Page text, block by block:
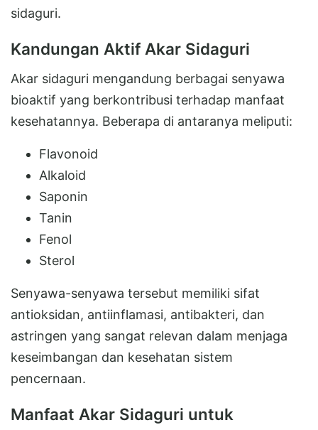
sidaguri.
Kandungan Aktif Akar Sidaguri
Akar sidaguri mengandung berbagai senyawa
bioaktif yang berkontribusi terhadap manfaat
kesehatannya. Beberapa di antaranya meliputi:
Flavonoid
Alkaloid
Saponin
Tanin
Fenol
Sterol
Senyawa-senyawa tersebut memiliki sifat
antioksidan, antiinflamasi, antibakteri, dan
astringen yang sangat relevan dalam menjaga
keseimbangan dan kesehatan sistem
pencernaan.
Manfaat Akar Sidaguri untuk